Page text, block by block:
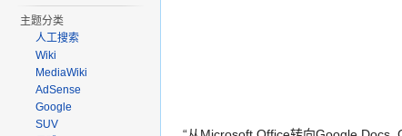
主题分类
人工搜索
Wiki
MediaWiki
AdSense
Google
SUV